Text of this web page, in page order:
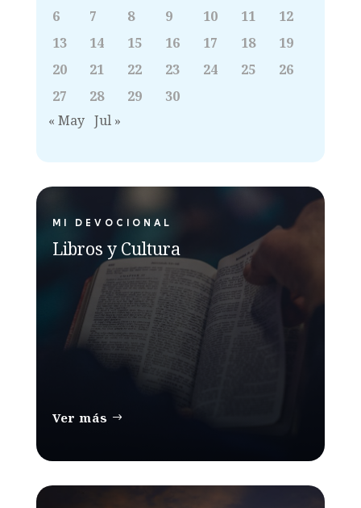
6
7 8 9 10 11
12
13
14 15 16 17 18
19
20
21 22 23 24 25
26
27
28 29
30
« May Jul »
MI DEVOCIONAL
Libros y Cultura
Ver más